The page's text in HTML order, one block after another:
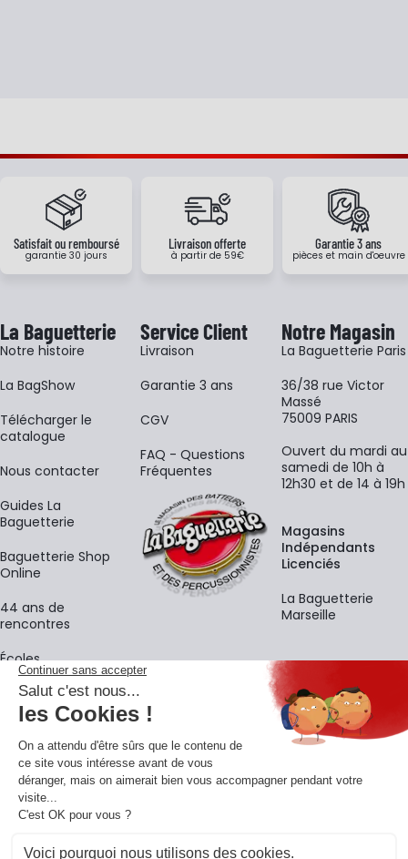
Satisfait ou remboursé
garantie 30 jours
Livraison offerte
à partir de 59€
Garantie 3 ans
pièces et main d'oeuvre
La Baguetterie
Notre histoire
La BagShow
​Télécharger le
catalogue
Nous contacter
Guides La
Baguetterie
Baguetterie Shop
Online
44 ans de
rencontres
Écoles
Service Client
Livraison
Garantie 3 ans
CGV
FAQ - Questions
Fréquentes
Notre Magasin
La Baguetterie Paris
36/38 rue Victor
Massé
75009 PARIS
Ouvert du mardi au
samedi de 10h à
12h30 et de 14 à 19h
Magasins
Indépendants
Licenciés
La Baguetterie
Marseille
La newsletter
Adresse e-mail
En vous inscrivant à notre newsletter, vous acceptez notre
confidentialité.
Retrouvons-nous sur